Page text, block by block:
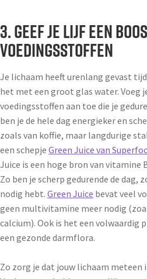
3. Geef je lijf een
voedingsstoffen
Je lichaam heeft urenlang gevast
het met een groot glas water. Voeg
voedingsstoffen aan toe die je
ben je de hele dag energieker en
zoals van koffie, maar langdurige
een schepje Green Juice van
Juice is een hoge bron van vitamine
Zo ben je scherp gedurende de dag,
nodig hebt. Green Juice bevat veel
geen multivitamine meer nodig
calcium). Ook is het een
een gezonde darmflora.
Zo zorg je dat jouw lichaam meteen